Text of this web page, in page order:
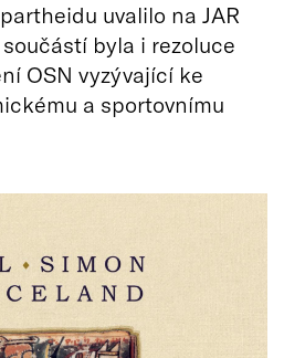
uvalilo na JAR
byla i rezoluce
OSN vyzývající ke
a sportovnímu